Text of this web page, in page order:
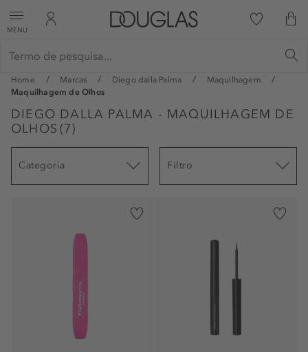
MENU
Home Marcas Diego dalla Palma
Maquilhagem
Maquilhagem de Olhos
DIEGO DALLA PALMA - MAQUILHAGEM DE
OLHOS (7)
Categoria Filtro